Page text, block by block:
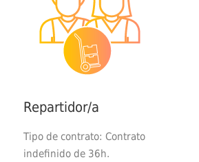
Repartidor/a
Tipo de contrato: Contrato
indefinido de 36h.